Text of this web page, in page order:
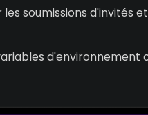
soumissions d'invités
d'environnement